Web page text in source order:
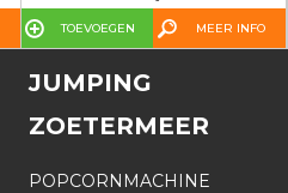
TOEVOEGEN MEER INFO
JUMPING
ZOETERMEER
POPCORNMACHINE